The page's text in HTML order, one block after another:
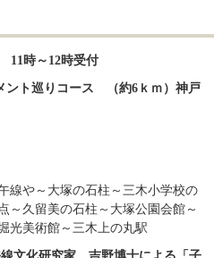
11時～12時受付
ト巡りコース　（約6ｋｍ）神戸
線や～大塚の石柱～三木小学校の
～久留美の石柱～大塚公園会館～
光美術館～三木上の丸駅